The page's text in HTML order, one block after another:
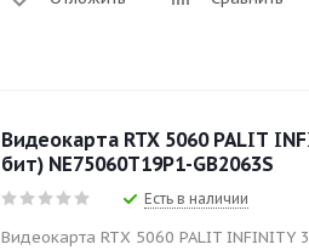
Видеокарта RTX 5060 PALIT
бит) NE75060T19P1-GB2063S
Есть в наличии
Видеокарта RTX 5060 PALIT INFINITY